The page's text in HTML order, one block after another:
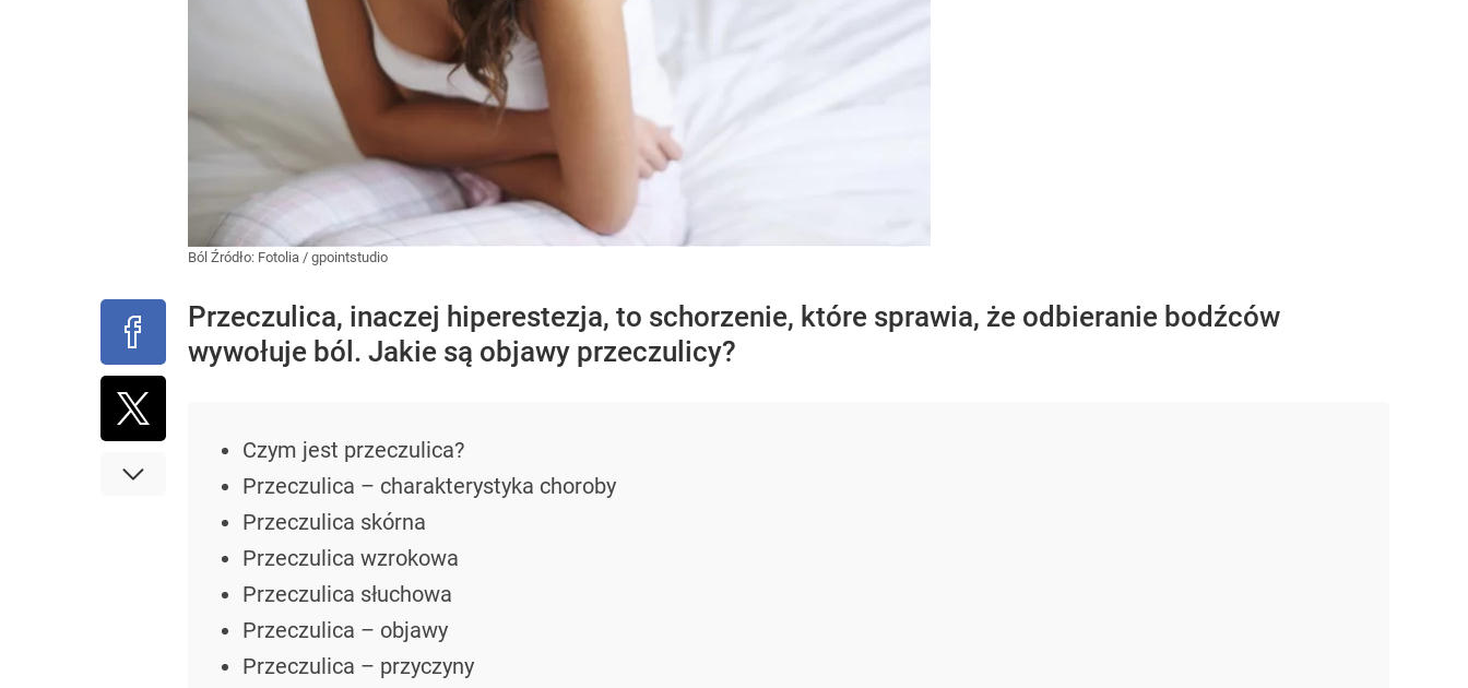
Ból Źródło: Fotolia / gpointstudio
Przeczulica, inaczej hiperestezja, to schorzenie, które sprawia, że odbieranie bodźców
wywołuje ból. Jakie są objawy przeczulicy?
Czym jest przeczulica?
Przeczulica – charakterystyka choroby
Przeczulica skórna
Przeczulica wzrokowa
Przeczulica słuchowa
Przeczulica – objawy
Przeczulica – przyczyny